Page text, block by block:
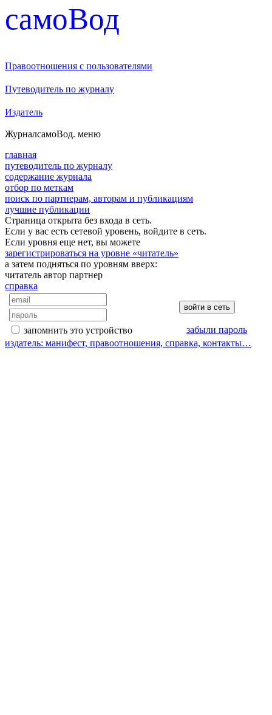
cамоВод
Правоотношения с пользователями
Путеводитель по журналу
Издатель
ЖурналсамоВод. меню
главная
путеводитель по журналу
содержание журнала
отбор по меткам
поиск по партнерам, авторам и публикациям
лучшие публикации
Страница открыта без входа в сеть.
Если у вас есть сетевой уровень, войдите в сеть.
Если уровня еще нет, вы можете
зарегистрироваться на уровне «читатель»
а затем подняться по уровням вверх:
читатель автор партнер
справка
запомнить это устройство
забыли пароль
издатель: манифест, правоотношения, справка, контакты…